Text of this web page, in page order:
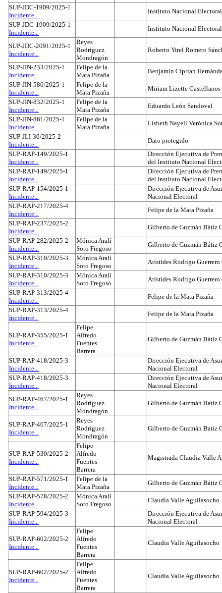
SUP-JDC-1909/2025-1
Incidente...
Instituto Nacional Electoral
SUP-JDC-1909/2025-1
Incidente...
Instituto Nacional Electoral
SUP-JDC-2091/2025-1
Incidente...
Reyes
Rodríguez
Mondragón
Roberto Yirel Romero
SUP-JIN-233/2025-1
Incidente...
Felipe de la
Mata Pizaña
Benjamín Ciprian
SUP-JIN-586/2025-1
Incidente...
Felipe de la
Mata Pizaña
Miriam Lizette Castellanos
SUP-JIN-832/2025-1
Incidente...
Felipe de la
Mata Pizaña
Eduardo León Sandoval
SUP-JIN-861/2025-1
Incidente...
Felipe de la
Mata Pizaña
Lisbeth Nayeli Verónica
SUP-JLI-30/2025-2
Incidente...
Dato protegido
SUP-RAP-149/2025-1
Incidente...
Dirección Ejecutiva de
del Instituto Nacional
SUP-RAP-149/2025-1
Incidente...
Dirección Ejecutiva de
del Instituto Nacional
SUP-RAP-154/2025-1
Incidente...
Dirección Ejecutiva de
Nacional Electoral
SUP-RAP-217/2025-4
Incidente...
Felipe de la Mata Pizaña
SUP-RAP-237/2025-2
Incidente...
Gilberto de Guzmán Bátiz
SUP-RAP-282/2025-2
Incidente...
Mónica Aralí
Soto Fregoso
Gilberto de Guzmán Bátiz
SUP-RAP-310/2025-3
Incidente...
Mónica Aralí
Soto Fregoso
Arístides Rodrigo Guerrero
SUP-RAP-310/2025-3
Incidente...
Mónica Aralí
Soto Fregoso
Arístides Rodrigo Guerrero
SUP-RAP-313/2025-4
Incidente...
Felipe de la Mata Pizaña
SUP-RAP-313/2025-4
Incidente...
Felipe de la Mata Pizaña
SUP-RAP-355/2025-1
Incidente...
Felipe
Alfredo
Fuentes
Barrera
Gilberto de Guzmán Bátiz
SUP-RAP-418/2025-3
Incidente...
Dirección Ejecutiva de
Nacional Electoral
SUP-RAP-418/2025-3
Incidente...
Dirección Ejecutiva de
Nacional Electoral
SUP-RAP-467/2025-1
Incidente...
Reyes
Rodríguez
Mondragón
Gilberto de Guzmán Batiz
SUP-RAP-467/2025-1
Incidente...
Reyes
Rodríguez
Mondragón
Gilberto de Guzmán Batiz
SUP-RAP-530/2025-2
Incidente...
Felipe
Alfredo
Fuentes
Barrera
Magistrada Claudia Valle
SUP-RAP-571/2025-1
Incidente...
Felipe de la
Mata Pizaña
Gilberto de Guzmán Bátiz
SUP-RAP-578/2025-2
Incidente...
Mónica Aralí
Soto Fregoso
Claudia Valle Aguilasocho
SUP-RAP-594/2025-3
Incidente...
Dirección Ejecutiva de
Nacional Electoral
SUP-RAP-602/2025-2
Incidente...
Felipe
Alfredo
Fuentes
Barrera
Claudia Valle Aguilasocho
SUP-RAP-602/2025-2
Incidente...
Felipe
Alfredo
Fuentes
Barrera
Claudia Valle Aguilasocho